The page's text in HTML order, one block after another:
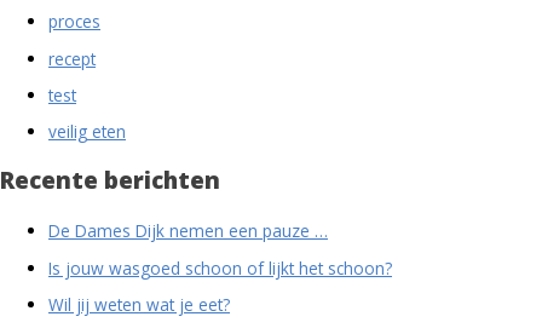
proces
recept
test
veilig eten
Recente berichten
De Dames Dijk nemen een pauze …
Is jouw wasgoed schoon of lijkt het schoon?
Wil jij weten wat je eet?